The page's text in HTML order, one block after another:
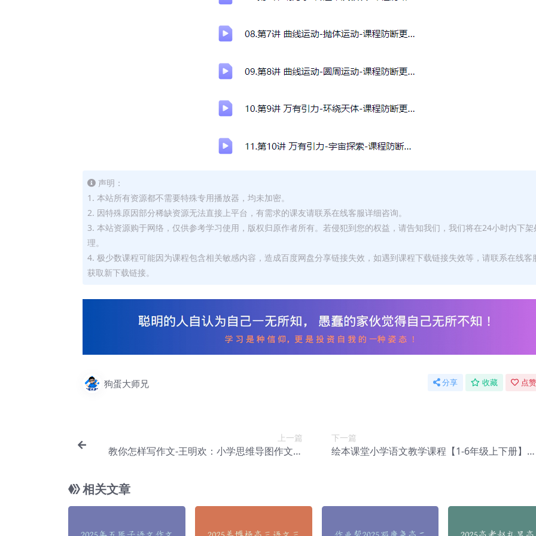
声明：
1. 本站所有资源都不需要特殊专用播放器，均未加密。
2. 因特殊原因部分稀缺资源无法直接上平台，有需求的课友请联系在线客服详细咨询。
3. 本站资源购于网络，仅供参考学习使用，版权归原作者所有。若侵犯到您的权益，请告知我们，我们将在24小时内下架
理。
4. 极少数课程可能因为课程包含相关敏感内容，造成百度网盘分享链接失效，如遇到课程下载链接失效等，请联系在线客
获取新下载链接。
狗蛋大师兄 分享 收藏 点
上一篇
教你怎样写作文-王明欢：小学思维导图作文课
下一篇
绘本课堂小学语文教学课程【1-6年级上下册】讲
相关文章